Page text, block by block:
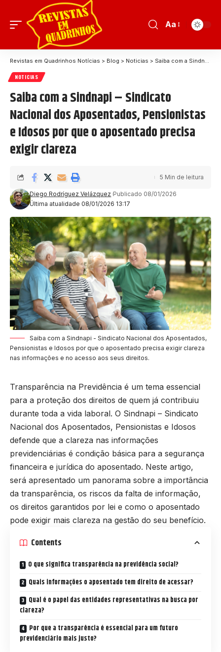
Aa
Revistas em Quadrinhos Notícias > Blog > Noticias > Saiba com a Sindnapi – Sindicato Nacional dos Aposentados, Pensionistas e Idosos por que o aposentado precisa exigir clareza
NOTICIAS
Saiba com a Sindnapi – Sindicato
Nacional dos Aposentados, Pensionistas
e Idosos por que o aposentado precisa
exigir clareza
Última atualidade 08/01/2026 13:17
Diego Rodríguez Velázquez Publicado 08/01/2026
5 Min de leitura
Saiba com a Sindnapi - Sindicato Nacional dos Aposentados,
Pensionistas e Idosos por que o aposentado precisa exigir clareza
nas informações e no acesso aos seus direitos.
Transparência na Previdência é um tema essencial
para a proteção dos direitos de quem já contribuiu
durante toda a vida laboral. O Sindnapi – Sindicato
Nacional dos Aposentados, Pensionistas e Idosos
defende que a clareza nas informações
previdenciárias é condição básica para a segurança
financeira e jurídica do aposentado. Neste artigo,
será apresentado um panorama sobre a importância
da transparência, os riscos da falta de informação,
os direitos garantidos por lei e como o aposentado
pode exigir mais clareza na gestão do seu benefício.
Contents
O que significa transparência na previdência social?
Quais informações o aposentado tem direito de acessar?
Qual é o papel das entidades representativas na busca por
clareza?
Por que a transparência é essencial para um futuro
previdenciário mais justo?